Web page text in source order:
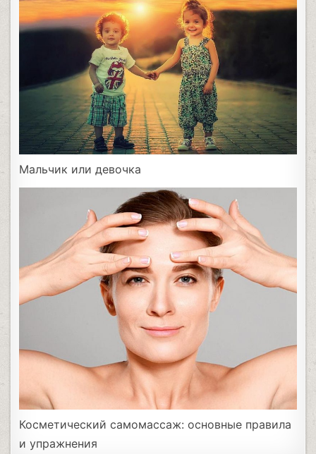
Мальчик или девочка
Косметический самомассаж: основные правила
и упражнения